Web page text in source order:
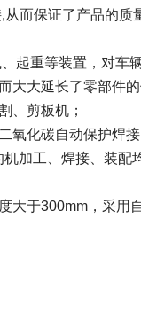
而保证了产品的质
起重等装置，对车
大大延长了零部件的
、剪板机；
氧化碳自动保护焊
加工、焊接、装配
大于300mm，采用